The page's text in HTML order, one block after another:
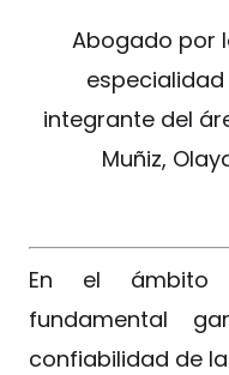
Abogado por
integrante del
Muñiz,
En el ámbito
fundamental
confiabilidad de